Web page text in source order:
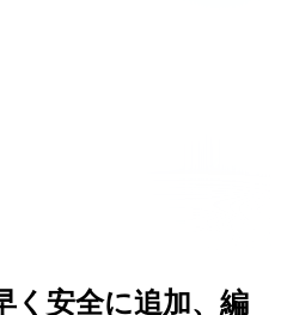
く安全に追加、編